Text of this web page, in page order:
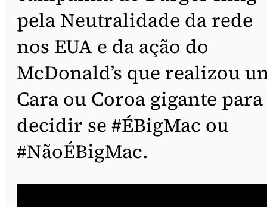
pela Neutralidade da rede
nos EUA e da ação do
McDonald’s que realizou
Cara ou Coroa gigante para
decidir se #ÉBigMac ou
#NãoÉBigMac.